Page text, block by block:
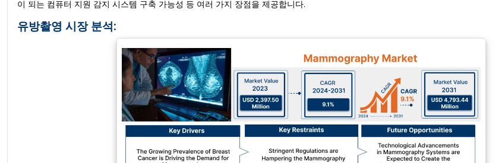
이 되는 컴퓨터 지원 감지 시스템 구축 가능성 등 여러 가지 장점을 제공합니다.
유방촬영 시장 분석: